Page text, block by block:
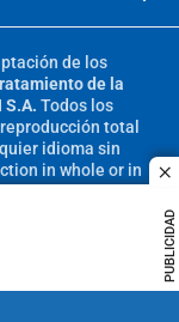
PUBLICIDAD
de los
de la
S.A. Todos los
total
idioma sin
in whole or in